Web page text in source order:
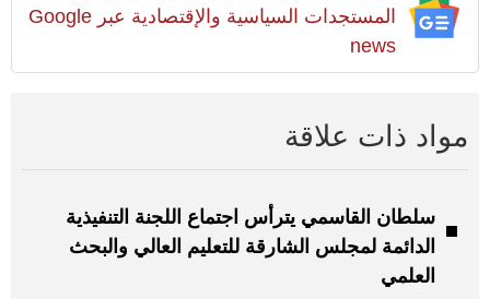
المستجدات السياسية والإقتصادية عبر Google
news
مواد ذات علاقة
سلطان القاسمي يترأس اجتماع اللجنة التنفيذية
الدائمة لمجلس الشارقة للتعليم العالي والبحث
العلمي